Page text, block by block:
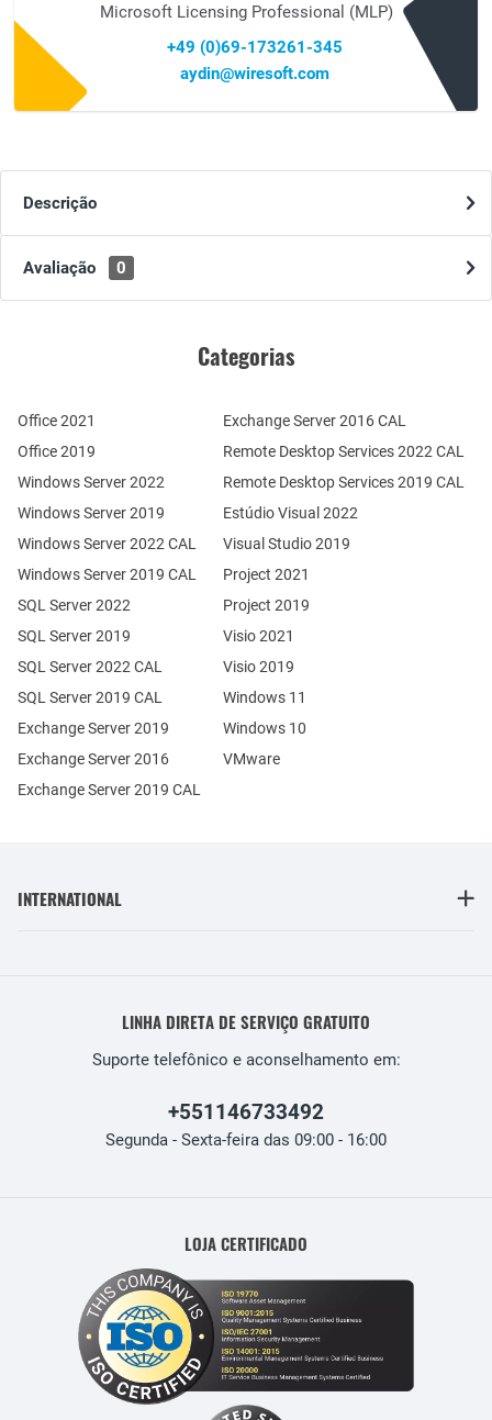
Microsoft Licensing Professional (MLP)
+49 (0)69-173261-345
aydin@wiresoft.com
Descrição
Avaliação 0
Categorias
Office 2021
Office 2019
Windows Server 2022
Windows Server 2019
Exchange Server 2019
Exchange Server 2016
SQL Server 2022
SQL Server 2019
Windows Server 2022 CAL
Windows Server 2019 CAL
SQL Server 2022 CAL
SQL Server 2019 CAL
Remote Desktop Services 2022 CAL
Remote Desktop Services 2019 CAL
Exchange Server 2019 CAL
Exchange Server 2016 CAL
Estúdio Visual 2022
Visual Studio 2019
Project 2021
Project 2019
Visio 2021
Visio 2019
Windows 11
Windows 10
VMware
INTERNATIONAL
LINHA DIRETA DE SERVIÇO GRATUITO
Suporte telefônico e aconselhamento em:
+551146733492
Segunda - Sexta-feira das 09:00 - 16:00
LOJA CERTIFICADO